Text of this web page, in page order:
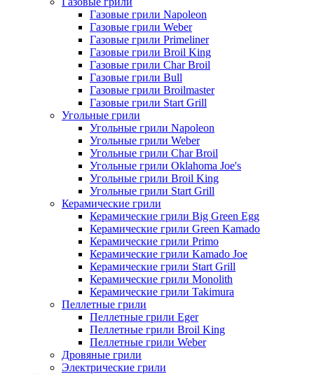
Газовые грили Napoleon
Газовые грили Weber
Газовые грили Primeliner
Газовые грили Broil King
Газовые грили Char Broil
Газовые грили Bull
Газовые грили Broilmaster
Газовые грили Start Grill
Угольные грили
Угольные грили Napoleon
Угольные грили Weber
Угольные грили Char Broil
Угольные грили Oklahoma Joe's
Угольные грили Broil King
Угольные грили Start Grill
Керамические грили
Керамические грили Big Green Egg
Керамические грили Green Kamado
Керамические грили Primo
Керамические грили Kamado Joe
Керамические грили Start Grill
Керамические грили Monolith
Керамические грили Takimura
Пеллетные грили
Пеллетные грили Eger
Пеллетные грили Broil King
Пеллетные грили Weber
Дровяные грили
Электрические грили